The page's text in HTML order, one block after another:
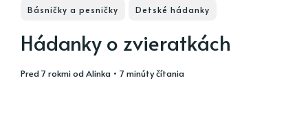
Básničky a pesničky Detské hádanky
Hádanky o zvieratkách
pred 7 rokmiodAlinka • 7 minúty čítania